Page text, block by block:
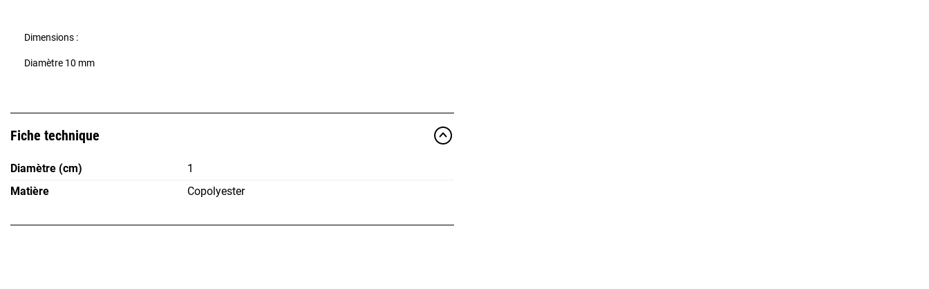
Dimensions :
Diamètre 10 mm
Fiche technique
Diamètre (cm)
1
Matière
Copolyester